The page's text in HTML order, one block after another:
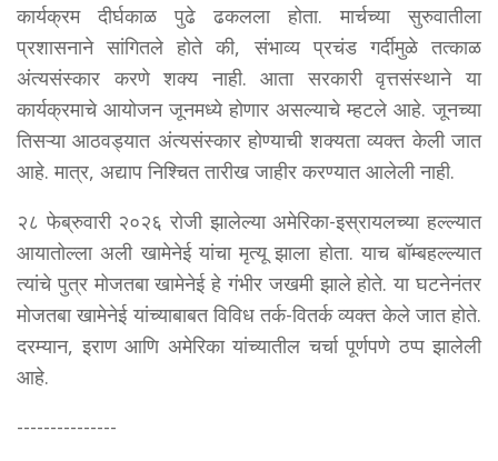
कार्यक्रम दीर्घकाळ पुढे ढकलला होता. मार्चच्या सुरुवातीला
प्रशासनाने सांगितले होते की, संभाव्य प्रचंड गर्दीमुळे तत्काळ
अंत्यसंस्कार करणे शक्य नाही. आता सरकारी वृत्तसंस्थाने या
कार्यक्रमाचे आयोजन जूनमध्ये होणार असल्याचे म्हटले आहे. जूनच्या
तिसऱ्या आठवड्यात अंत्यसंस्कार होण्याची शक्यता व्यक्त केली जात
आहे. मात्र, अद्याप निश्चित तारीख जाहीर करण्यात आलेली नाही.
२८ फेब्रुवारी २०२६ रोजी झालेल्या अमेरिका-इस्रायलच्या हल्ल्यात
आयातोल्ला अली खामेनेई यांचा मृत्यू झाला होता. याच बॉम्बहल्ल्यात
त्यांचे पुत्र मोजतबा खामेनेई हे गंभीर जखमी झाले होते. या घटनेनंतर
मोजतबा खामेनेई यांच्याबाबत विविध तर्क-वितर्क व्यक्त केले जात होते.
दरम्यान, इराण आणि अमेरिका यांच्यातील चर्चा पूर्णपणे ठप्प झालेली
आहे.
---------------